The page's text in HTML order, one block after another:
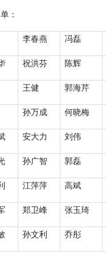
：
李春燕 冯磊
祝洪芬 陈辉
王健 郭海芹
孙万成 何晓梅
安大力 刘伟
孙广智 郭磊
江萍萍 高斌
郑卫峰 张玉琦
孙文利 乔彤